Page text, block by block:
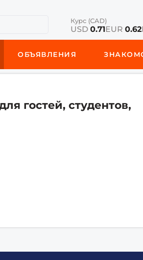
Курс (CAD)
USD 0.71EUR 0.62
ОБЪЯВЛЕНИЯ
гостей, студентов,